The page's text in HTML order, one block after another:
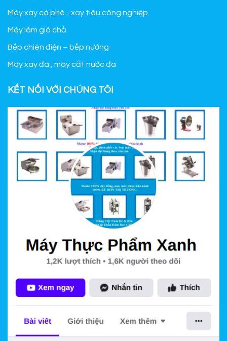
Máy xay cà phê - xay tiêu công nghiệp
Máy làm giò chả
Bếp chiên điện – bếp nướng
Máy xay đá , máy cắt nước đá
KẾT NỐI VỚI CHÚNG TÔI